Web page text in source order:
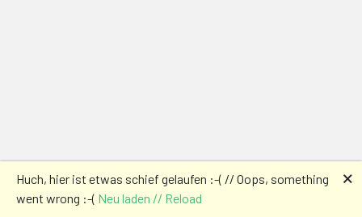
Huch, hier ist etwas schief gelaufen :-( // Oops, something
went wrong :-( Neu laden // Reload
🗙